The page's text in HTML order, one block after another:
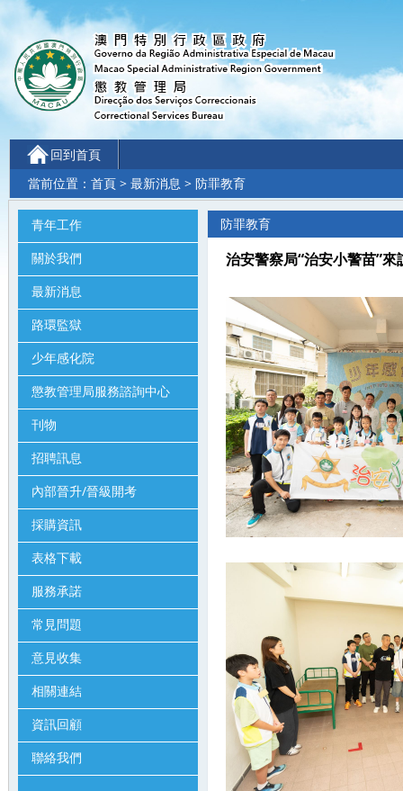
回到首頁
當前位置： 首頁 > 最新消息 > 防罪教育
青年工作
關於我們
最新消息
路環監獄
少年感化院
懲教管理局服務諮詢中心
刊物
招聘訊息
內部晉升/晉級開考
採購資訊
表格下載
服務承諾
常見問題
意見收集
相關連結
資訊回顧
聯絡我們
防罪教育
治安警察局“治安小警苗”